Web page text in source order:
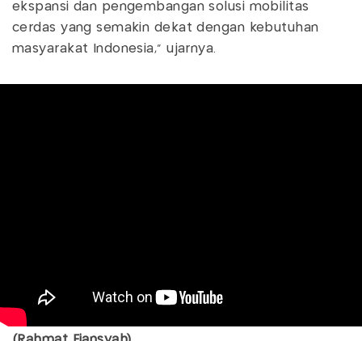
ekspansi dan pengembangan solusi mobilitas
cerdas yang semakin dekat dengan kebutuhan
masyarakat Indonesia," ujarnya.